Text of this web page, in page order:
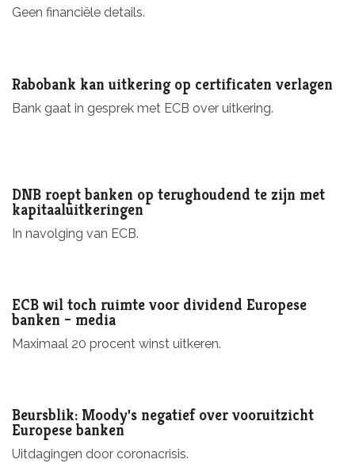
Geen financiële details.
Rabobank kan uitkering op certificaten verlagen
Bank gaat in gesprek met ECB over uitkering.
DNB roept banken op terughoudend te zijn met
kapitaaluitkeringen
In navolging van ECB.
ECB wil toch ruimte voor dividend Europese
banken – media
Maximaal 20 procent winst uitkeren.
Beursblik: Moody's negatief over vooruitzicht
Europese banken
Uitdagingen door coronacrisis.